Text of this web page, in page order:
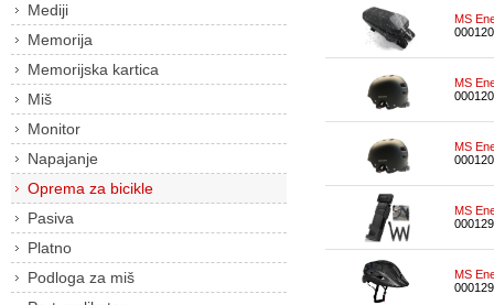
Mediji
Memorija
Memorijska kartica
Miš
Monitor
Napajanje
Oprema za bicikle
Pasiva
Platno
Podloga za miš
MS
MS
MS
MS
MS